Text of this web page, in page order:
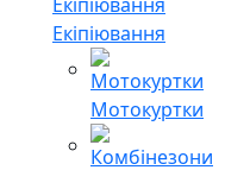
Екіпіювання
Мотокуртки